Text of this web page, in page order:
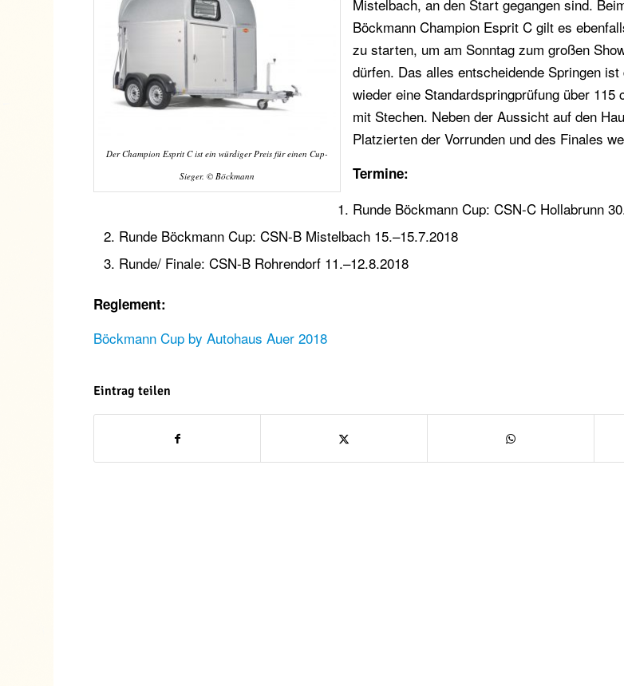
Der Champion Esprit C ist ein würdiger Preis für einen Cup-
Sieger. © Böckmann
Mistelbach, an den Start gegangen sind.
Böckmann Champion Esprit C gilt es
zu starten, um am Sonntag zum großen
dürfen. Das alles entscheidende Springen
wieder eine Standardspringprüfung über 115
mit Stechen. Neben der Aussicht auf den
Platzierten der Vorrunden und des Finales
Termine:
Runde Böckmann Cup: CSN-C Hollabrunn
Runde Böckmann Cup: CSN-B Mistelbach 15.–15.7.2018
Runde/ Finale: CSN-B Rohrendorf 11.–12.8.2018
Reglement:
Böckmann Cup by Autohaus Auer 2018
Eintrag teilen